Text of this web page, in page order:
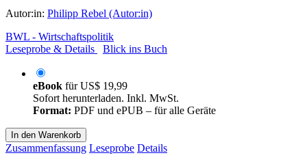
Autor:in: Philipp Rebel (Autor:in)
BWL - Wirtschaftspolitik
Leseprobe & Details
Blick ins Buch
eBook fürUS$ 19,99
Sofort herunterladen. Inkl. MwSt.
Format: PDF und ePUB – für alle Geräte
In den Warenkorb
Zusammenfassung Leseprobe Details